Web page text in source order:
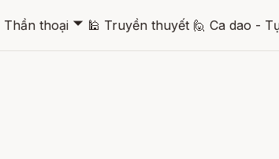
Thần thoại 🞃 🕌 Truyền thuyết 🙋 Ca dao -